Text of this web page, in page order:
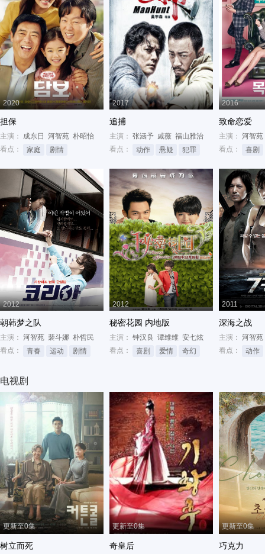
2020
担保
主演： 成东日 河智苑 朴昭怡
看点：
家庭 剧情
2017
追捕
主演： 张涵予 戚薇 福山雅治
看点：
动作 悬疑 犯罪
2016
致命恋爱
主演： 河智苑
看点：
喜剧
2012
朝韩梦之队
主演： 河智苑 裴斗娜 朴哲民
看点：
青春 运动 剧情
2012
秘密花园 内地版
主演： 钟汉良 谭维维 安七炫
看点：
喜剧 爱情 奇幻
2011
深海之战
主演： 河智苑
看点：
动作
电视剧
更新至0集
树立而死
更新至0集
奇皇后
更新至0集
巧克力